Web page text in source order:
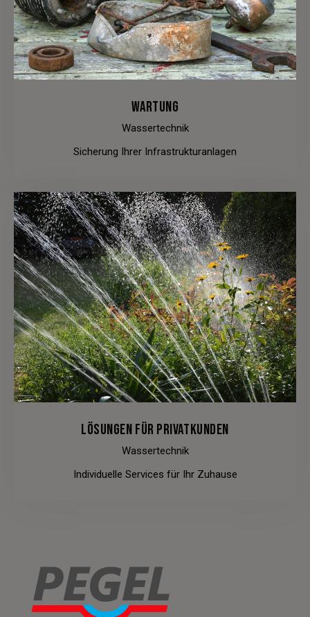
WARTUNG
Wassertechnik
Sicherung Ihrer Infrastrukturanlagen
LÖSUNGEN FÜR PRIVATKUNDEN
Wassertechnik
Individuelle Services für Ihr Zuhause